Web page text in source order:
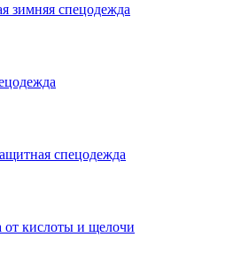
зимняя спецодежда
спецодежда
от кислоты и щелочи